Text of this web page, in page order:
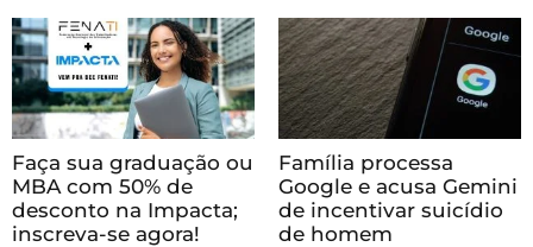
Faça sua graduação ou
MBA com 50% de
desconto na Impacta;
inscreva-se agora!
Família processa
Google e acusa Gemini
de incentivar suicídio
de homem